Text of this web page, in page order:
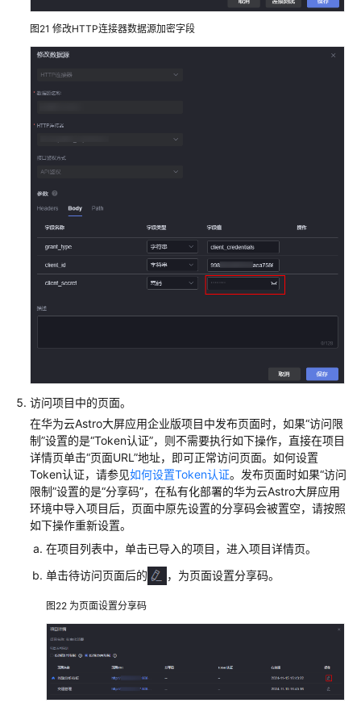
图21 修改HTTP连接器数据源加密字段
访问项目中的页面。
在华为云Astro大屏应用企业版项目中发布页面时，如果“访问限
制”设置的是“Token认证”，则不需要执行如下操作，直接在项目
详情页单击“页面URL”地址，即可正常访问页面。如何设置
Token认证，请参见如何设置Token认证。发布页面时如果“访问
限制”设置的是“分享码”，在私有化部署的华为云Astro大屏应用
环境中导入项目后，页面中原先设置的分享码会被置空，请按照
如下操作重新设置。
在项目列表中，单击已导入的项目，进入项目详情页。
单击待访问页面后的
，为页面设置分享码。
图22 为页面设置分享码